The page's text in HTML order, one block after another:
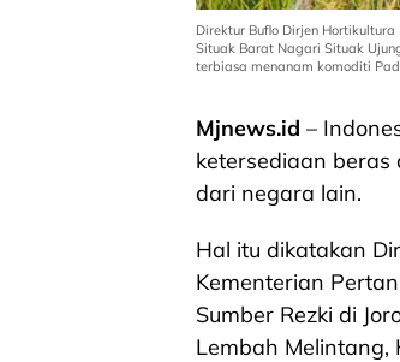
Direktur Buflo Dirjen
Situak Barat Nagari Situak
terbiasa menanam komoditi
Mjnews.id –
ketersediaan
dari negara lain.
Hal itu dikatakan
Kementerian
Sumber Rezki di
Lembah Melintang,